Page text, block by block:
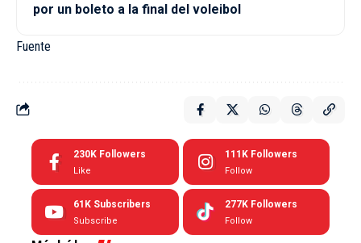
por un boleto a la final del voleibol
Fuente
230K Followers
Like
111K Followers
Follow
61K Subscribers
Subscribe
277K Followers
Follow